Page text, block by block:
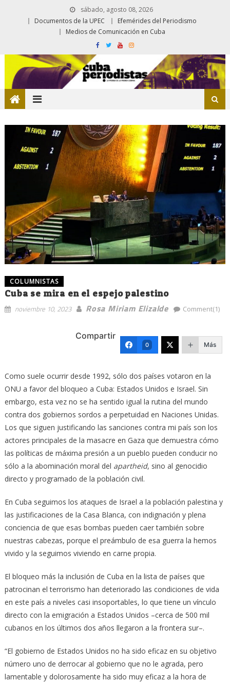
sábado, agosto 08, 2026
Documentos de la UPEC
Efemérides del Periodismo
Medios de Comunicación en Cuba
COLUMNISTAS
Cuba se mira en el espejo palestino
noviembre 10, 2023 Rosa Miriam Elizalde Comment(1)
Compartir
0 Más
Como suele ocurrir desde 1992, sólo dos países votaron en la
ONU a favor del bloqueo a Cuba: Estados Unidos e Israel. Sin
embargo, esta vez no se ha sentido igual la rutina del mundo
contra dos gobiernos sordos a perpetuidad en Naciones Unidas.
Los que siguen justificando las sanciones contra mi país son los
actores principales de la masacre en Gaza que demuestra cómo
las políticas de máxima presión a un pueblo pueden conducir no
sólo a la abominación moral del apartheid, sino al genocidio
directo y programado de la población civil.
En Cuba seguimos los ataques de Israel a la población palestina y
las justificaciones de la Casa Blanca, con indignación y plena
conciencia de que esas bombas pueden caer también sobre
nuestras cabezas, porque el preámbulo de esa guerra la hemos
vivido y la seguimos viviendo en carne propia.
El bloqueo más la inclusión de Cuba en la lista de países que
patrocinan el terrorismo han deteriorado las condiciones de vida
en este país a niveles casi insoportables, lo que tiene un vínculo
directo con la emigración a Estados Unidos –cerca de 500 mil
cubanos en los últimos dos años llegaron a la frontera sur–.
“El gobierno de Estados Unidos no ha sido eficaz en su objetivo
número uno de derrocar al gobierno que no le agrada, pero
lamentable y dolorosamente ha sido muy eficaz a la hora de